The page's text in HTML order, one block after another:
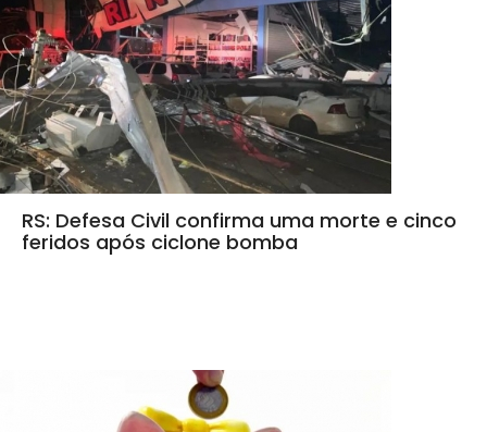
RS: Defesa Civil confirma uma morte e cinco
feridos após ciclone bomba